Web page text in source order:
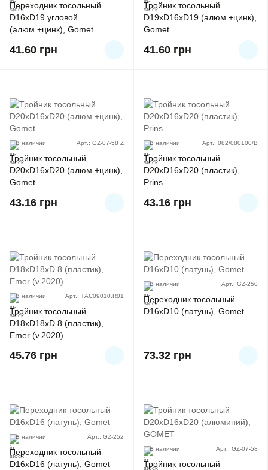
Переходник тосольный
D16xD19 угловой
(алюм.+цинк), Gomet
41.60 грн
Тройник тосольный
D19xD16xD19 (алюм.+цинк),
Gomet
41.60 грн
В наличии Арт.: GZ-07-58 Z
Тройник тосольный
D20xD16xD20 (алюм.+цинк),
Gomet
43.16 грн
В наличии Арт.: 082/080100/B
Тройник тосольный
D20хD16хD20 (пластик),
Prins
43.16 грн
В наличии Арт.: ТАС09010.R01
Тройник тосольный
D18хD18хD 8 (пластик),
Emer (v.2020)
45.76 грн
В наличии Арт.: GZ-250
Переходник тосольный
D16xD10 (латунь), Gomet
73.32 грн
В наличии Арт.: GZ-252
Переходник тосольный
D16xD16 (латунь), Gomet
В наличии Арт.: GZ-07-58
Тройник тосольный